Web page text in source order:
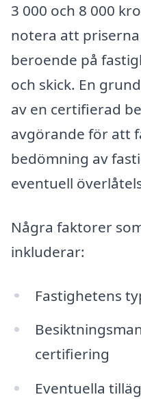
3 000 och 8 000
notera att
beroende på
och skick. En
av en certifierad
avgörande för att
bedömning av
eventuell
Några faktorer
inkluderar:
Fastighetens
certifiering
Eventuella